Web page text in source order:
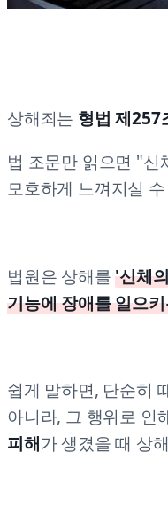
상해죄는 형법 제257
법 조문만 읽으면 "신
모호하게 느껴지실
법원은 상해를'신체
기능에 장애를 일으
쉽게 말하면, 단순히
아니라, 그 행위로 인
피해가 생겼을 때 상